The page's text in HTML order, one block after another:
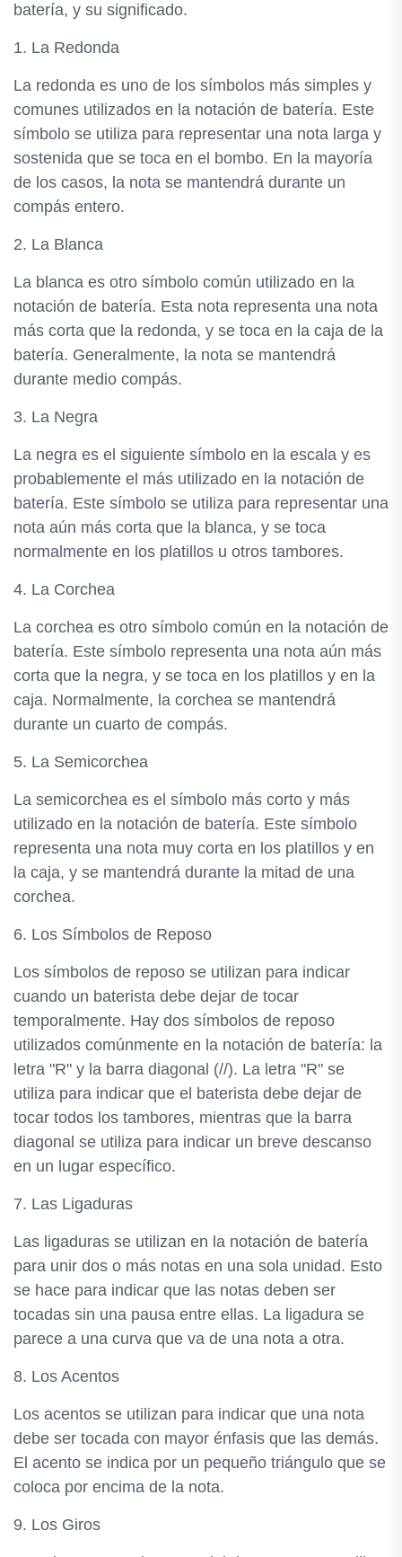
batería, y su significado.
1. La Redonda
La redonda es uno de los símbolos más simples y
comunes utilizados en la notación de batería. Este
símbolo se utiliza para representar una nota larga y
sostenida que se toca en el bombo. En la mayoría
de los casos, la nota se mantendrá durante un
compás entero.
2. La Blanca
La blanca es otro símbolo común utilizado en la
notación de batería. Esta nota representa una nota
más corta que la redonda, y se toca en la caja de la
batería. Generalmente, la nota se mantendrá
durante medio compás.
3. La Negra
La negra es el siguiente símbolo en la escala y es
probablemente el más utilizado en la notación de
batería. Este símbolo se utiliza para representar una
nota aún más corta que la blanca, y se toca
normalmente en los platillos u otros tambores.
4. La Corchea
La corchea es otro símbolo común en la notación de
batería. Este símbolo representa una nota aún más
corta que la negra, y se toca en los platillos y en la
caja. Normalmente, la corchea se mantendrá
durante un cuarto de compás.
5. La Semicorchea
La semicorchea es el símbolo más corto y más
utilizado en la notación de batería. Este símbolo
representa una nota muy corta en los platillos y en
la caja, y se mantendrá durante la mitad de una
corchea.
6. Los Símbolos de Reposo
Los símbolos de reposo se utilizan para indicar
cuando un baterista debe dejar de tocar
temporalmente. Hay dos símbolos de reposo
utilizados comúnmente en la notación de batería: la
letra "R" y la barra diagonal (//). La letra "R" se
utiliza para indicar que el baterista debe dejar de
tocar todos los tambores, mientras que la barra
diagonal se utiliza para indicar un breve descanso
en un lugar específico.
7. Las Ligaduras
Las ligaduras se utilizan en la notación de batería
para unir dos o más notas en una sola unidad. Esto
se hace para indicar que las notas deben ser
tocadas sin una pausa entre ellas. La ligadura se
parece a una curva que va de una nota a otra.
8. Los Acentos
Los acentos se utilizan para indicar que una nota
debe ser tocada con mayor énfasis que las demás.
El acento se indica por un pequeño triángulo que se
coloca por encima de la nota.
9. Los Giros